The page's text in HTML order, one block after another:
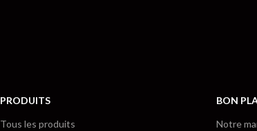
PRODUITS
Tous les produits
BON
Notre